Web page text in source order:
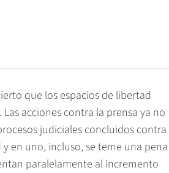
que los espacios de libertad
acciones contra la prensa ya no
judiciales concluidos contra
en uno, incluso, se teme una pena
paralelamente al incremento